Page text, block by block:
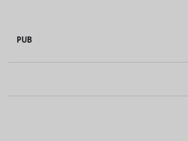
PUB